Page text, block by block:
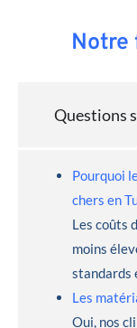
Notre
Questions
Pourquoi
chers en
Les coûts
moins
standards
Les
Oui, nos